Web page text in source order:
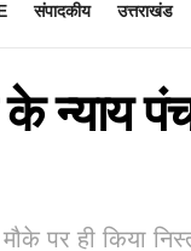
संपादकीय उत्तराखंड
न्याय
पर ही किया